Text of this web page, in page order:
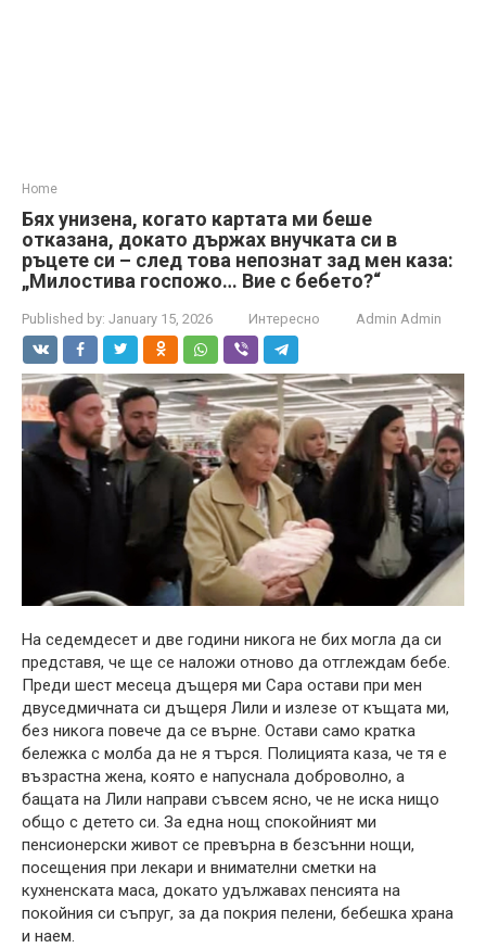
Home
Бях унизена, когато картата ми беше
отказана, докато държах внучката си в
ръцете си – след това непознат зад мен каза:
„Милостива госпожо… Вие с бебето?“
Published by: January 15, 2026 Интересно Admin Admin
На седемдесет и две години никога не бих могла да си
представя, че ще се наложи отново да отглеждам бебе.
Преди шест месеца дъщеря ми Сара остави при мен
двуседмичната си дъщеря Лили и излезе от къщата ми,
без никога повече да се върне. Остави само кратка
бележка с молба да не я търся. Полицията каза, че тя е
възрастна жена, която е напуснала доброволно, а
бащата на Лили направи съвсем ясно, че не иска нищо
общо с детето си. За една нощ спокойният ми
пенсионерски живот се превърна в безсънни нощи,
посещения при лекари и внимателни сметки на
кухненската маса, докато удължавах пенсията на
покойния си съпруг, за да покрия пелени, бебешка храна
и наем.